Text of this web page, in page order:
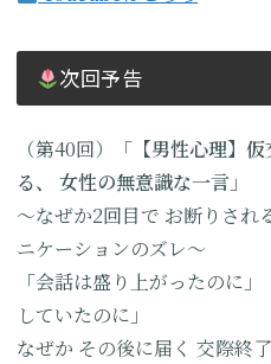
次回予告
（第40回） 「【男性心理】
る、
女性の無意識な一言」
〜なぜか2回目で お断りされ
ニケーションのズレ〜
「会話は盛り上がったのに」
していたのに」
なぜか その後に届く 交際終了